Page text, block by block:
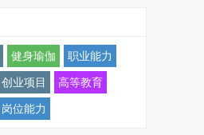
健身瑜伽 职业能力
创业项目 高等教育
岗位能力